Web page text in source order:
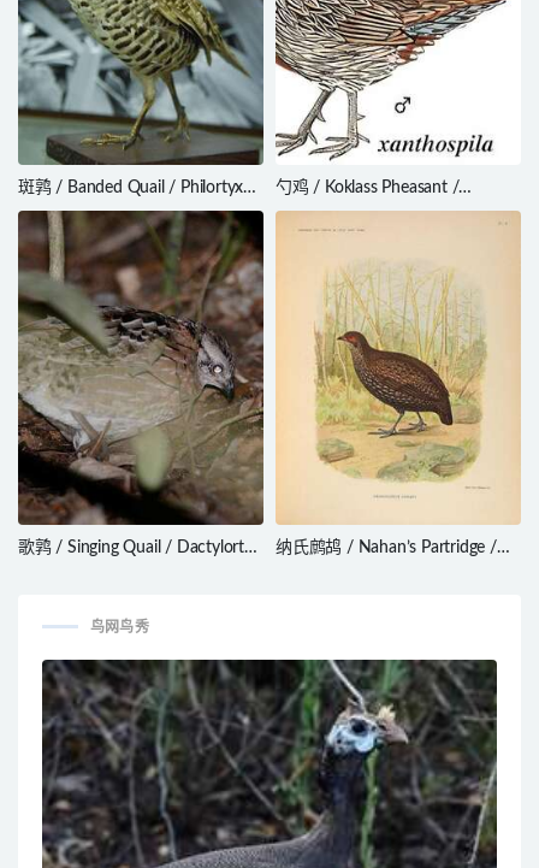
斑鹑 / Banded Quail / Philortyx
fasciatus
勺鸡 / Koklass Pheasant /
Pucrasia macrolopha
歌鹑 / Singing Quail / Dactylortyx
纳氏鹧鸪 / Nahan’s Partridge /
鸟网鸟秀